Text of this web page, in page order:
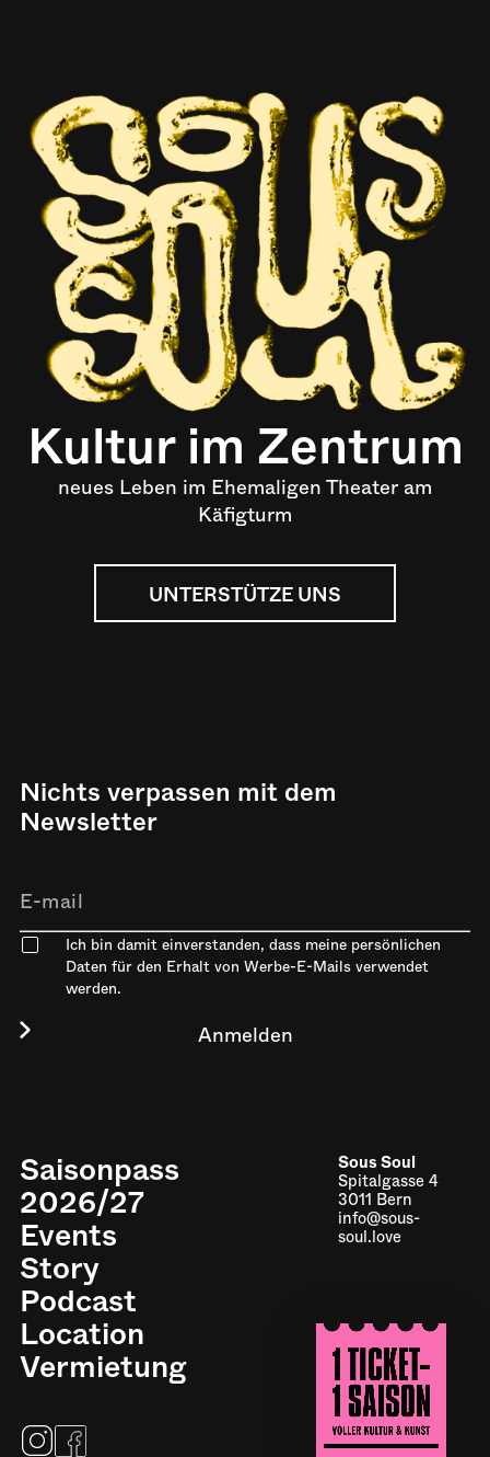
Kultur im Zentrum
neues Leben im Ehemaligen Theater am
Käfigturm
UNTERSTÜTZE UNS
Nichts verpassen mit dem
Newsletter
Ich bin damit einverstanden, dass meine persönlichen
Daten für den Erhalt von Werbe-E-Mails verwendet
werden.
Saisonpass
2026/27
Events
Story
Podcast
Location
Vermietung
Sous Soul
Spitalgasse 4
3011 Bern
info@sous-
soul.love
Impressum
Datenschutz